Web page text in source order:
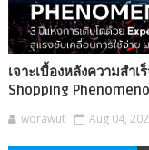
เจาะเบื้องหลังความสำ
Shopping
worawut Aug 04,